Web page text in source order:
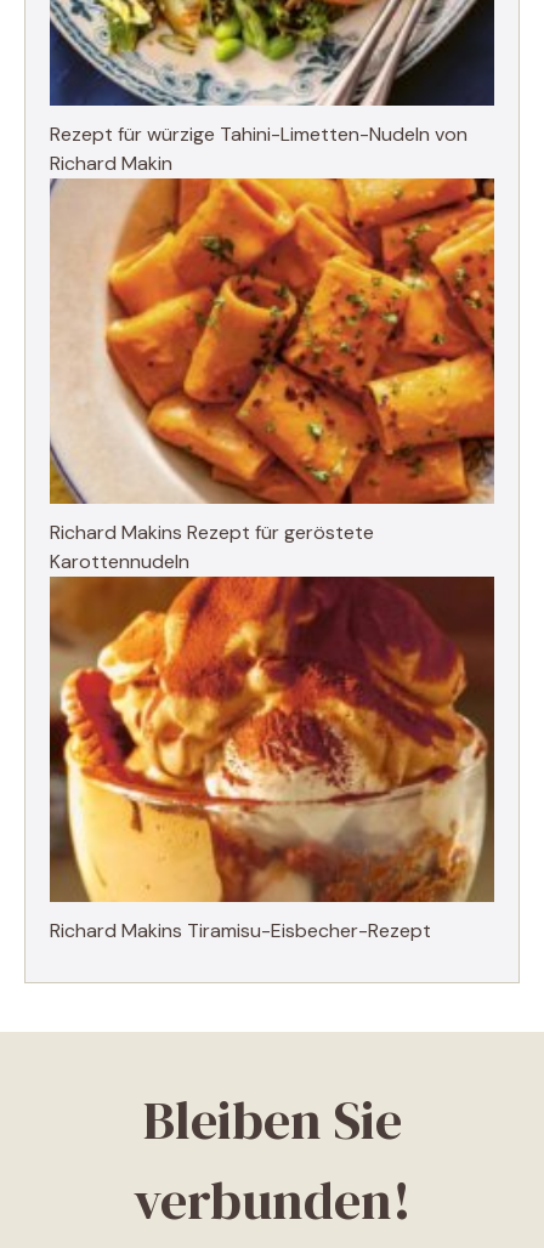
Rezept für würzige Tahini-Limetten-Nudeln von
Richard Makin
Richard Makins Rezept für geröstete
Karottennudeln
Richard Makins Tiramisu-Eisbecher-Rezept
Bleiben Sie
verbunden!